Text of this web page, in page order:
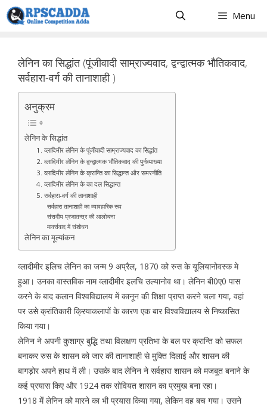
Skip
to
Menu
लेनिन का सिद्धांत (पूंजीवादी साम्राज्यवाद, द्वन्द्वात्मक भौतिकवाद,
सर्वहारा-वर्ग की तानाशाही )
अनुक्रम
लेनिन के सिद्धांत
1. व्लादिमीर लेनिन के पूंजीवादी साम्राज्यवाद का सिद्धांत
2. व्लादिमीर लेनिन के द्वन्द्वात्मक भौतिकवाद की पुर्नव्याख्या
3. व्लादिमीर लेनिन के क्रान्ति का सिद्धान्त और समरनीति
4. व्लादिमीर लेनिन के का दल सिद्धान्त
5. सर्वहारा-वर्ग की तानाशाही
सर्वहारा तानाशाही का व्यावहारिक रूप
संसदीय प्रजातन्त्र की आलोचना
मार्क्सवाद में संशोधन
लेनिन का मूल्यांकन
व्लादीमीर इलिच लेनिन का जन्म 9 अप्रैल, 1870 को रुस के यूलियानोवस्क मे
हुआ। उनका वास्तविक नाम व्लादीमीर इलचि उल्यानोव था। लेनिन बी0ए0 पास
करने के बाद कलान विश्वविद्यालय में कानून की शिक्षा प्राप्त करने चला गया, वहां
पर उसे क्रांतिकारी क्रियाकलापों के कारण एक बार विश्वविद्यालय से निष्कासित
किया गया।
लेनिन ने अपनी कुशाग्र बुद्धि तथा विलक्षण प्रतिभा के बल पर क्रान्ति को सफल
बनाकर रुस के शासन को जार की तानाशाही से मुक्ति दिलाई और शासन की
बागड़ोर अपने हाथ में ली। उसके बाद लेनिन ने सर्वहारा शासन को मजबूत बनाने के
कई प्रयास किए और 1924 तक सोवियत शासन का प्रमुख बना रहा।
1918 में लेनिन को मारने का भी प्रयास किया गया, लेकिन वह बच गया। उसने